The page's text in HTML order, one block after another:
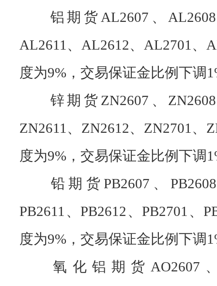
铝期货AL2607、AL2608
AL2611、AL2612、AL2701、
度为9%，交易保证金比例下调1
锌期货ZN2607、ZN2608
ZN2611、ZN2612、ZN2701、
度为9%，交易保证金比例下调1
铅期货PB2607、PB2608
PB2611、PB2612、PB2701、
度为9%，交易保证金比例下调1
氧化铝期货AO2607、